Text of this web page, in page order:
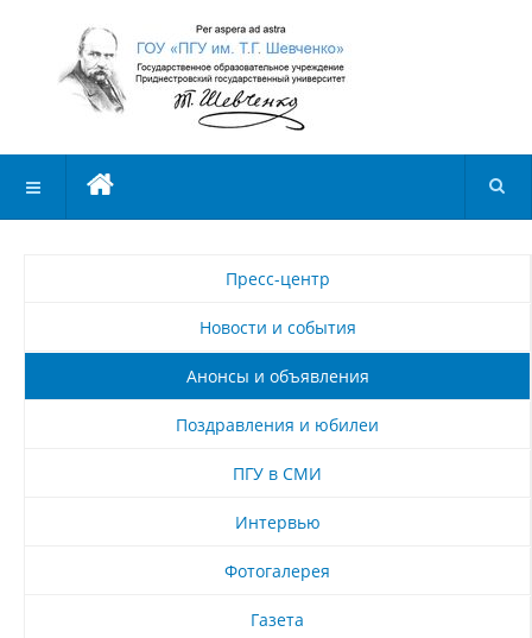
Пресс-центр
Новости и события
Анонсы и объявления
Поздравления и юбилеи
ПГУ в СМИ
Интервью
Фотогалерея
Газета